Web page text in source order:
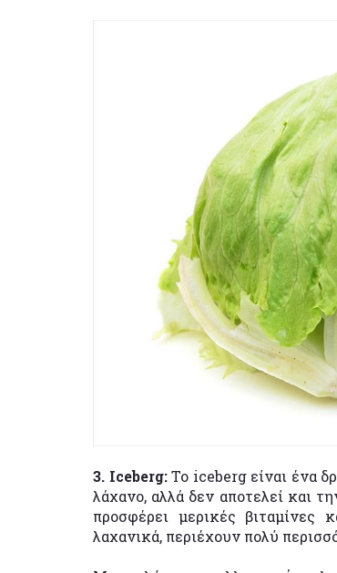
3. Iceberg:Το iceberg είναι ένα
λάχανο, αλλά δεν αποτελεί και
προσφέρει μερικές βιταμίνες
λαχανικά, περιέχουν πολύ